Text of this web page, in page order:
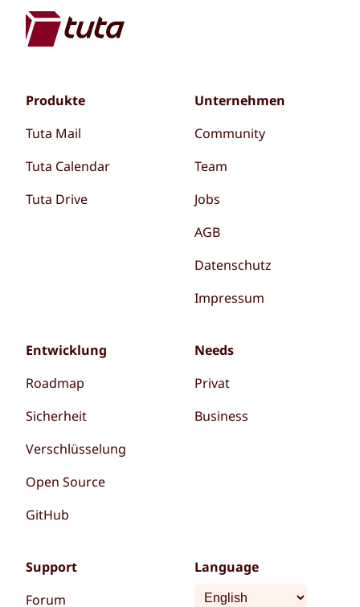
Produkte
Tuta Mail
Tuta Calendar
Tuta Drive
Unternehmen
Community
Team
Jobs
AGB
Datenschutz
Impressum
Entwicklung
Roadmap
Sicherheit
Verschlüsselung
Open Source
GitHub
Needs
Privat
Business
Support
Forum
Language